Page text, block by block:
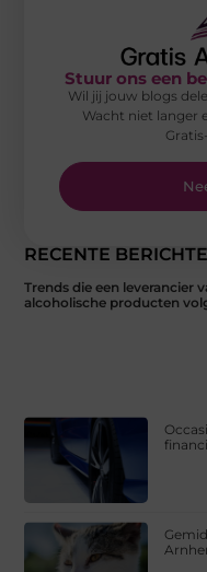
RECENTE
Trends die een leverancier
alcoholische producten
Stuur ons een
Wil jij jouw blogs
Wacht niet langer